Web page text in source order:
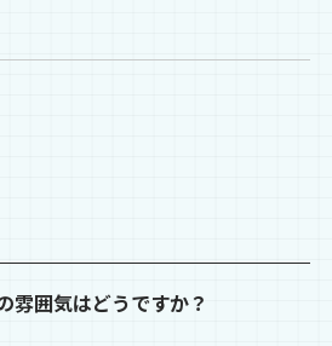
雰囲気はどうですか？